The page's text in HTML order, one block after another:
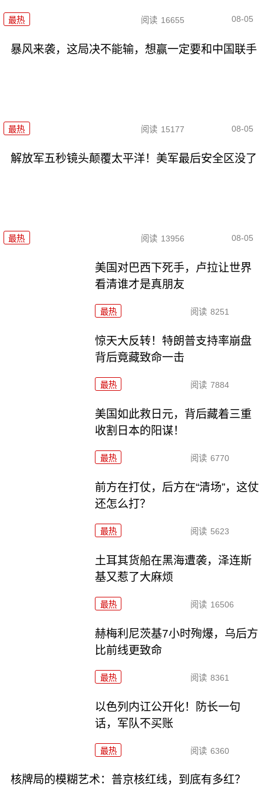
最热 阅读 16655 08-05
暴风来袭，这局决不能输，想赢一定要和中国联手
最热 阅读 15177 08-05
解放军五秒镜头颠覆太平洋！美军最后安全区没了
最热 阅读 13956 08-05
美国对巴西下死手，卢拉让世界
看清谁才是真朋友
最热 阅读 8251
惊天大反转！特朗普支持率崩盘
背后竟藏致命一击
最热 阅读 7884
美国如此救日元，背后藏着三重
收割日本的阳谋！
最热 阅读 6770
前方在打仗，后方在“清场”，这仗
还怎么打？
最热 阅读 5623
土耳其货船在黑海遭袭，泽连斯
基又惹了大麻烦
最热 阅读 16506
赫梅利尼茨基7小时殉爆，乌后方
比前线更致命
最热 阅读 8361
以色列内讧公开化！防长一句
话，军队不买账
最热 阅读 6360
核牌局的模糊艺术：普京核红线，到底有多红？